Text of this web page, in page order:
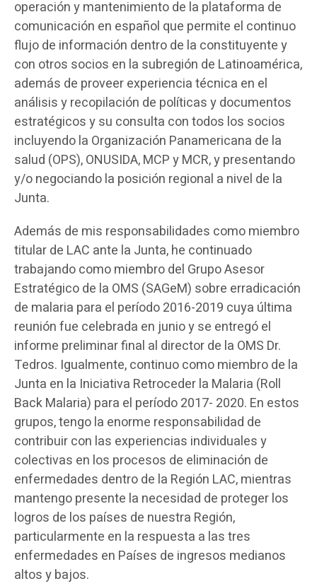
operación y mantenimiento de la plataforma de
comunicación en español que permite el continuo
flujo de información dentro de la constituyente y
con otros socios en la subregión de Latinoamérica,
además de proveer experiencia técnica en el
análisis y recopilación de políticas y documentos
estratégicos y su consulta con todos los socios
incluyendo la Organización Panamericana de la
salud (OPS), ONUSIDA, MCP y MCR, y presentando
y/o negociando la posición regional a nivel de la
Junta.
Además de mis responsabilidades como miembro
titular de LAC ante la Junta, he continuado
trabajando como miembro del Grupo Asesor
Estratégico de la OMS (SAGeM) sobre erradicación
de malaria para el período 2016-2019 cuya última
reunión fue celebrada en junio y se entregó el
informe preliminar final al director de la OMS Dr.
Tedros. Igualmente, continuo como miembro de la
Junta en la Iniciativa Retroceder la Malaria (Roll
Back Malaria) para el período 2017- 2020. En estos
grupos, tengo la enorme responsabilidad de
contribuir con las experiencias individuales y
colectivas en los procesos de eliminación de
enfermedades dentro de la Región LAC, mientras
mantengo presente la necesidad de proteger los
logros de los países de nuestra Región,
particularmente en la respuesta a las tres
enfermedades en Países de ingresos medianos
altos y bajos.